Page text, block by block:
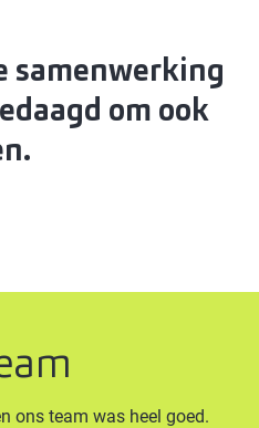
samenwerking
om ook
ons team was heel goed.